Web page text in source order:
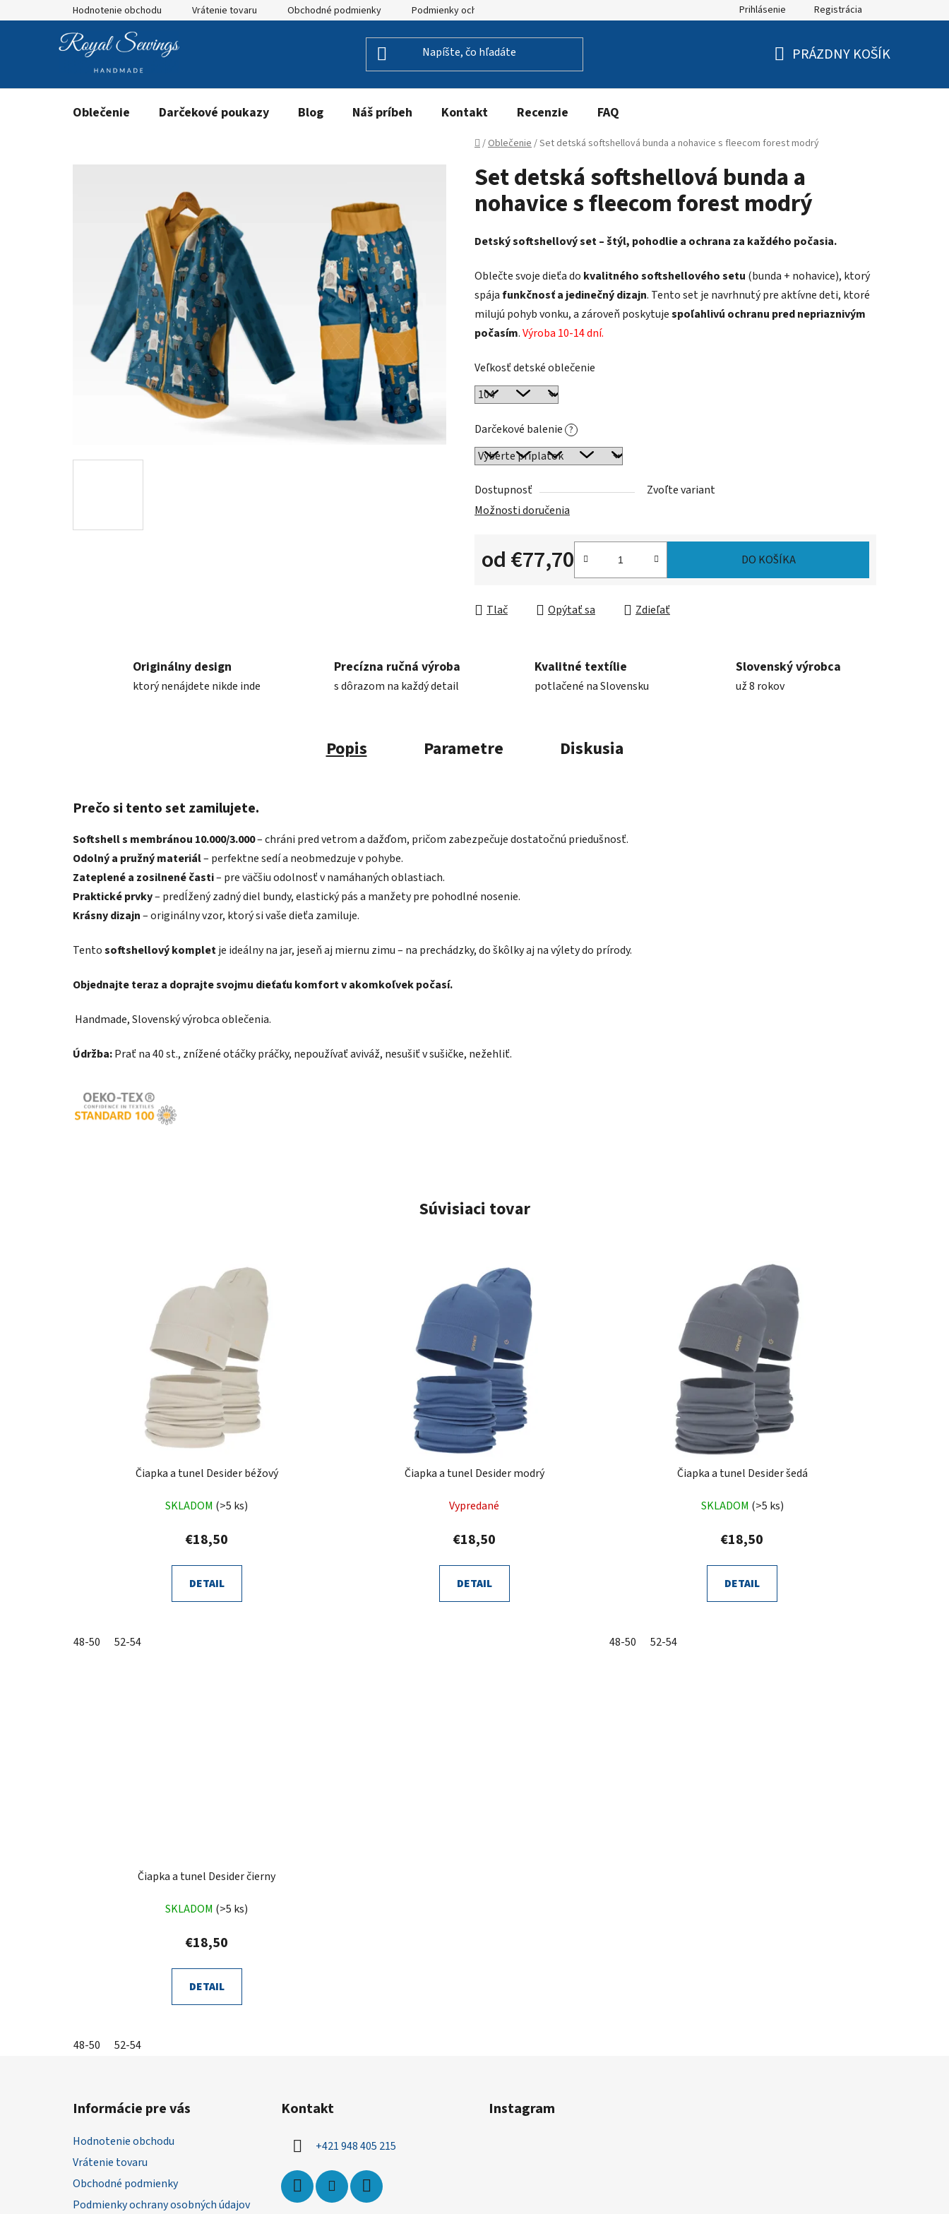
na
Hodnotenie obchodu Vrátenie tovaru Obchodné podmienky Podmienky ochrany osobných údajov Prihlásenie Registrácia
PRÁZDNY KOŠÍK
Oblečenie Darčekové poukazy Blog Náš príbeh Kontakt Recenzie FAQ
Domov
/Oblečenie/Set detská softshellová bunda a nohavice s fleecom forest modrý
Set detská softshellová bunda a
nohavice s fleecom forest modrý
Detský softshellový set – štýl, pohodlie a ochrana za každého počasia.
Oblečte svoje dieťa do kvalitného softshellového setu (bunda + nohavice), ktorý
spájafunkčnosť a jedinečný dizajn. Tento set je navrhnutý pre aktívne deti, ktoré
milujú pohyb vonku, a zároveň poskytujespoľahlivú ochranu pred nepriaznivým
počasím.Výroba 10-14 dní.
Veľkosť detské oblečenie
Darčekové balenie ?
Dostupnosť
Zvoľte variant
Možnosti doručenia
od€77,70 DO KOŠÍKA
Tlač Opýtať sa Zdieľať
Originálny design
ktorý nenájdete nikde inde
Precízna ručná výroba
s dôrazom na každý detail
Kvalitné textílie
potlačené na Slovensku
Slovenský výrobca
už 8 rokov
Popis Parametre Diskusia
Prečo si tento set zamilujete.
Softshell s membránou 10.000/3.000– chráni pred vetrom a dažďom, pričom zabezpečuje dostatočnú priedušnosť.
Odolný a pružný materiál– perfektne sedí a neobmedzuje v pohybe.
Zateplené a zosilnené časti– pre väčšiu odolnosť v namáhaných oblastiach.
Praktické prvky– predĺžený zadný diel bundy, elastický pás a manžety pre pohodlné nosenie.
Krásny dizajn– originálny vzor, ktorý si vaše dieťa zamiluje.
Tentosoftshellový kompletje ideálny na jar, jeseň aj miernu zimu – na prechádzky, do škôlky aj na výlety do prírody.
Objednajte teraz a doprajte svojmu dieťaťu komfort v akomkoľvek počasí.
Handmade, Slovenský výrobca oblečenia.
Údržba:Prať na 40 st., znížené otáčky práčky, nepoužívať aviváž, nesušiť v sušičke, nežehliť.
Súvisiaci tovar
Čiapka a tunel Desider béžový
SKLADOM (>5 ks)
€18,50
DETAIL
48-50 52-54
Čiapka a tunel Desider modrý
Vypredané
€18,50
DETAIL
Čiapka a tunel Desider šedá
SKLADOM (>5 ks)
€18,50
DETAIL
48-50 52-54
Čiapka a tunel Desider čierny
SKLADOM (>5 ks)
€18,50
DETAIL
48-50 52-54
Informácie pre vás
Hodnotenie obchodu
Vrátenie tovaru
Obchodné podmienky
Podmienky ochrany osobných údajov
Kontakt
+421 948 405 215
Instagram